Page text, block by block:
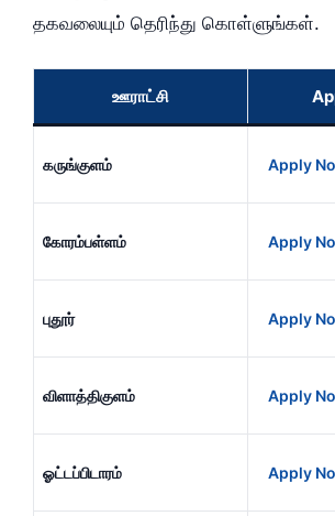
தகவலையும் தெரிந்து கொள்ளுங்கள்.
ஊராட்சி
கருங்குளம் Apply
கோரம்பள்ளம் Apply
புதூர் Apply
விளாத்திகுளம் Apply
ஓட்டப்பிடாரம் Apply